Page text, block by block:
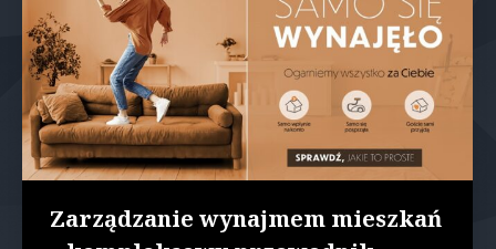
Zarządzanie wynajmem mieszkań